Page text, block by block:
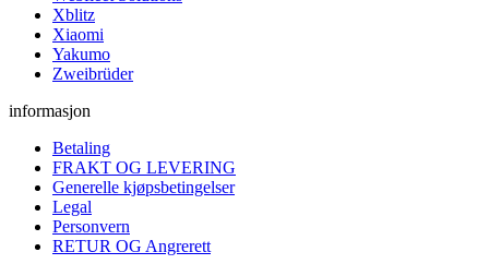
Xblitz
Xiaomi
Yakumo
Zweibrüder
informasjon
Betaling
FRAKT OG LEVERING
Generelle kjøpsbetingelser
Legal
Personvern
RETUR OG Angrerett